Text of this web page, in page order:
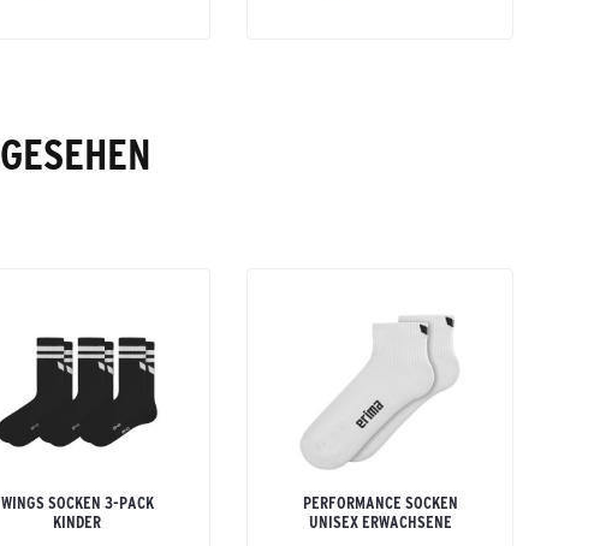
WINGS SOCKEN 3-PACK
KINDER
PERFORMANCE SOCKEN
UNISEX ERWACHSENE